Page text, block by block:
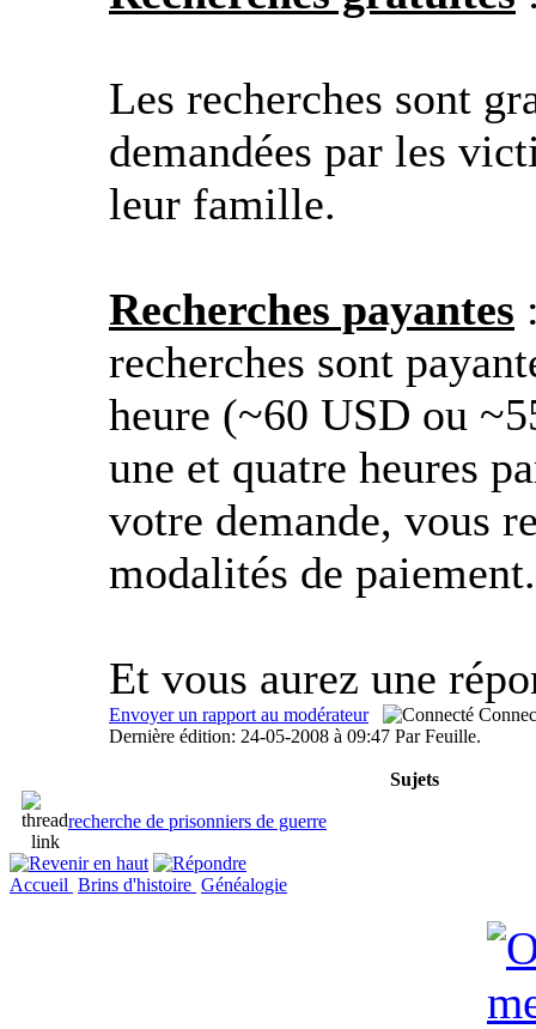
Les recherches sont
demandées par les
leur famille.
Recherches payantes
recherches sont
heure (~60 USD ou
une et quatre heures
votre demande, vous
modalités de paiement.
Et vous aurez une
Envoyer un rapport au modérateur
Dernière édition: 24-05-2008 à 09:47 Par Feuille.
Sujets
recherche de prisonniers de guerre
Accueil Brins d'histoire Généalogie